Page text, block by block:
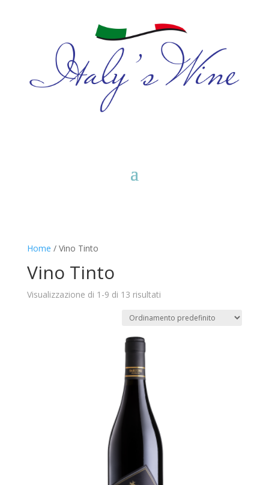
Home / Vino Tinto
Vino Tinto
Visualizzazione di 1-9 di 13 risultati